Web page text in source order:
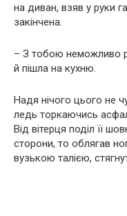
на диван, взяв у руки
закінчена.
– З тобою неможливо
й пішла на кухню.
Надя нічого цього не
ледь торкаючись
Від вітерця поділ її
сторони, то облягав
вузькою талією,